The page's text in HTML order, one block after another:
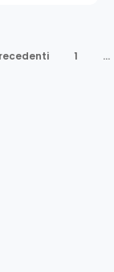
1 …